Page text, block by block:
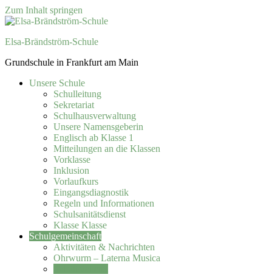
Zum Inhalt springen
Elsa-Brändström-Schule
Grundschule in Frankfurt am Main
Unsere Schule
Schulleitung
Sekretariat
Schulhausverwaltung
Unsere Namensgeberin
Englisch ab Klasse 1
Mitteilungen an die Klassen
Vorklasse
Inklusion
Vorlaufkurs
Eingangsdiagnostik
Regeln und Informationen
Schulsanitätsdienst
Klasse Klasse
Schulgemeinschaft
Aktivitäten & Nachrichten
Ohrwurm – Laterna Musica